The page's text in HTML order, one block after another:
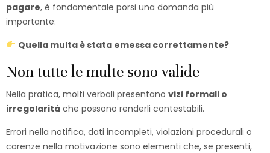
pagare, è fondamentale porsi una domanda più
importante:
Quella multa è stata emessa correttamente?
Non tutte le multe sono valide
Nella pratica, molti verbali presentano vizi formali o
irregolarità che possono renderli contestabili.
Errori nella notifica, dati incompleti, violazioni procedurali o
carenze nella motivazione sono elementi che, se presenti,